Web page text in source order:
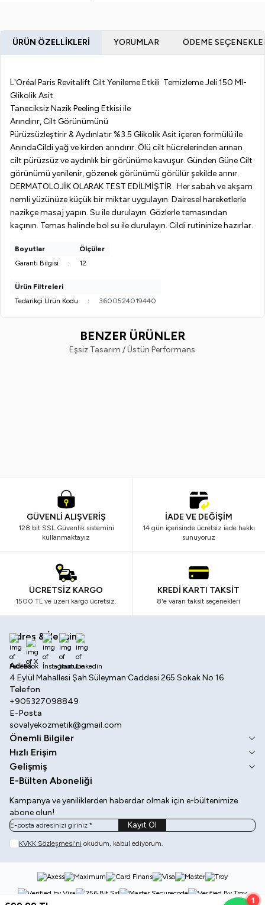
1
ÜRÜN ÖZELLIKLERI YORUMLAR ÖDEME
L'Oréal Paris Revitalift Cilt Yenileme Etkili Temizleme Jeli 150 Ml-
Glikolik Asit
Taneciksiz Nazik Peeling Etkisi ile
Arındırır, Cilt Görünümünü
Pürüzsüzleştirir & Aydınlatır %3.5 Glikolik Asit içeren formülü ile
AnındaCildi yağ ve kirden arındırır. Ölü cilt hücrelerinden arınan
cilt pürüzsüz ve aydınlık bir görünüme kavuşur. Günden Güne Cilt
görünümü yenilenir, gözenek görünümü görülür şekilde arınır.
DERMATOLOJİK OLARAK TEST EDİLMİŞTİR Her sabah ve akşam
nemli yüzünüze küçük bir miktar uygulayın. Dairesel hareketlerle
nazikçe masaj yapın. Su ile durulayın. Gözlerle temasından
kaçının. Temas halinde bol su ile durulayın. Cildi rutininize hazırlar.
Boyutlar
Ölçüler
Garanti Bilgisi
: 12
Ürün Filtreleri
Tedarikçi Ürün Kodu
: 3600524019440
BENZER ÜRÜNLER
Eşsiz Tasarım / Üstün Performans
GÜVENLİ ALIŞVERİŞ
128 bit SSL Güvenlik sistemini
kullanmaktayız
İADE VE DEĞİŞİM
14 gün içerisinde ücretsiz iade hakkı
sunuyoruz
ÜCRETSİZ KARGO
1500 TL ve üzeri kargo ücretsiz.
KREDİ KARTI TAKSİT
8'e varan taksit seçenekleri
Adres & İletişim
Adres
4 Eylül Mahallesi Şah Süleyman Caddesi 265 Sokak No 16
Telefon
+905327098849
E-Posta
sovalyekozmetik@gmail.com
Facebook
X İnstagram
Youtube
Önemli Bilgiler
Hızlı Erişim
Gelişmiş
E-Bülten Aboneliği
Kampanya ve yeniliklerden haberdar olmak için e-bültenimize
abone olun!
Kayıt Ol
KVKK Sözleşmesi'ni okudum, kabul ediyorum.